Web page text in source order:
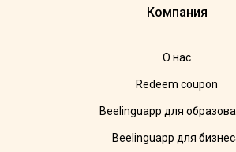
Компания
О нас
Redeem coupon
Beelinguapp для
Beelinguapp для